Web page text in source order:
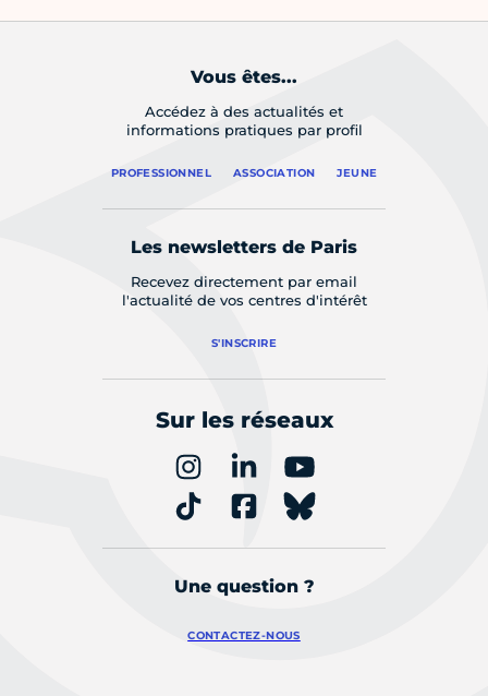
Vous êtes...
Accédez à des actualités et
informations pratiques par profil
PROFESSIONNEL ASSOCIATION JEUNE
Les newsletters de Paris
Recevez directement par email
l'actualité de vos centres d'intérêt
S'INSCRIRE
Sur les réseaux
Une question ?
CONTACTEZ-NOUS